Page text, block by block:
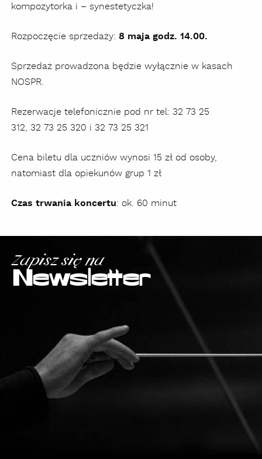
kompozytorka i – synestetyczka!
Rozpoczęcie sprzedaży: 8 maja godz. 14.00.
Sprzedaż prowadzona będzie wyłącznie w kasach
NOSPR.
Rezerwacje telefonicznie pod nr tel: 32 73 25
312, 32 73 25 320 i 32 73 25 321
Cena biletu dla uczniów wynosi 15 zł od osoby,
natomiast dla opiekunów grup 1 zł
Czas trwania koncertu: ok. 60 minut
Zapisz się na
Newsletter